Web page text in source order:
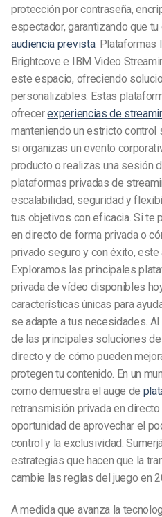
protección por contraseña,
espectador, garantizando que
audiencia prevista. Plataformas
Brightcove e IBM Video
este espacio, ofreciendo
personalizables. Estas
ofrecerexperiencias de
manteniendo un estricto control
si organizas un evento
producto o realizas una sesión
plataformas privadas de
escalabilidad, seguridad y
tus objetivos con eficacia. Si te
en directo de forma privada o
privado seguro y con éxito,
Exploramos las principales
privada de vídeo disponibles
características únicas para
se adapte a tus necesidades.
de las principales soluciones
directo y de cómo pueden
protegen tu contenido. En un
como demuestra el auge de
retransmisión privada en
oportunidad de aprovechar el
control y la exclusividad.
estrategias que hacen que la
cambie las reglas del juego en
A medida que avanza la